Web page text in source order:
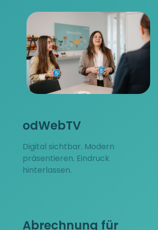
odWebTV
Digital sichtbar. Modern
präsentieren. Eindruck
hinterlassen.
Abrechnung für